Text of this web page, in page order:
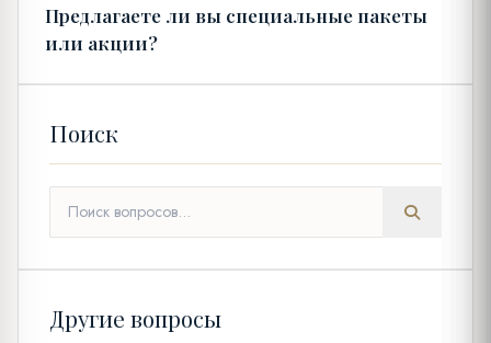
Предлагаете ли вы специальные пакеты
или акции?
Поиск
Другие вопросы